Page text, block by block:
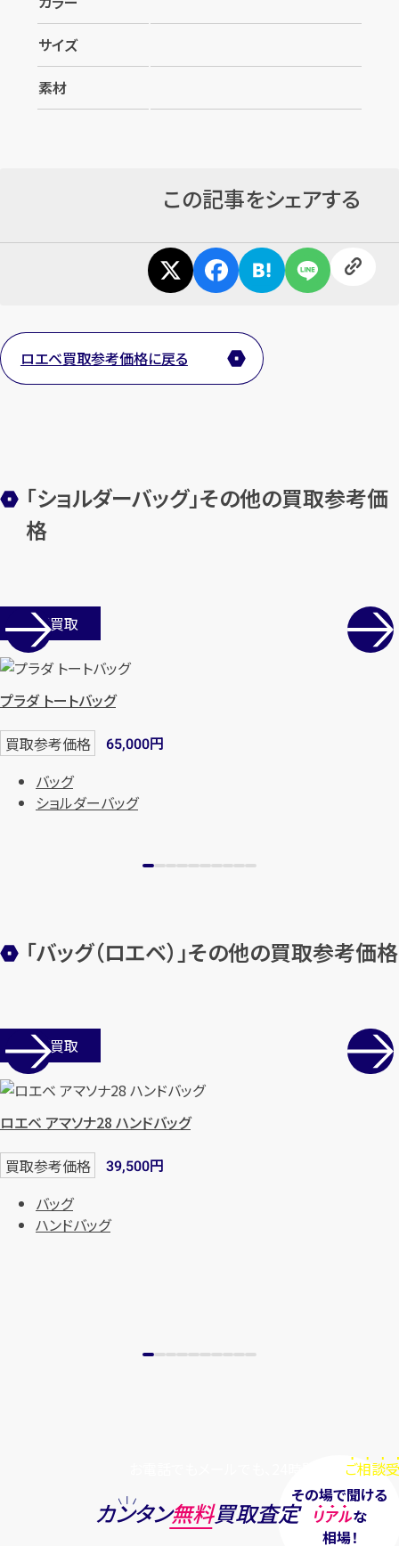
分！ 今すぐ査定金額をお伝えいた
無料査定
【総合受付】24時間・年中無休(年末年
サイズ
素材
この記事をシェアする
ロエベ買取参考価格に戻る
「ショルダーバッグ」その他の買取参考価
格
店舗買取
プラダ トートバッグ
買取参考価格 65,000円
バッグ
ショルダーバッグ
「バッグ（ロエベ）」その他の買取参考価格
店舗買取
ロエベ アマソナ28 ハンドバッグ
買取参考価格 39,500円
バッグ
ハンドバッグ
ご相談
その場で聞ける
リアルな
相場！
カンタン無料買取査定